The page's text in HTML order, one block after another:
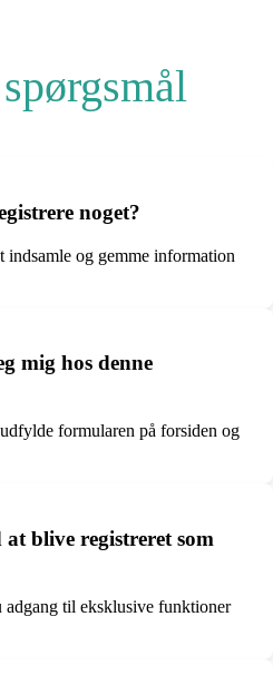
noget?
indsamle og gemme information
mig hos denne
formularen på forsiden og
blive registreret som
adgang til eksklusive funktioner